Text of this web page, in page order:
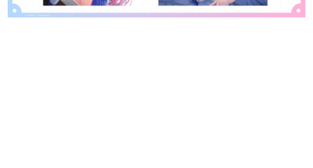
具体的な形から解き明かしていく、硬派で骨太な評論連載